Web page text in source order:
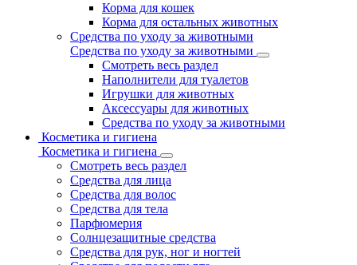
Корма для кошек
Корма для остальных животных
Средства по уходу за животными
Средства по уходу за животными
Смотреть весь раздел
Наполнители для туалетов
Игрушки для животных
Аксессуары для животных
Средства по уходу за животными
Косметика и гигиена
Косметика и гигиена
Смотреть весь раздел
Средства для лица
Средства для волос
Средства для тела
Парфюмерия
Солнцезащитные средства
Средства для рук, ног и ногтей